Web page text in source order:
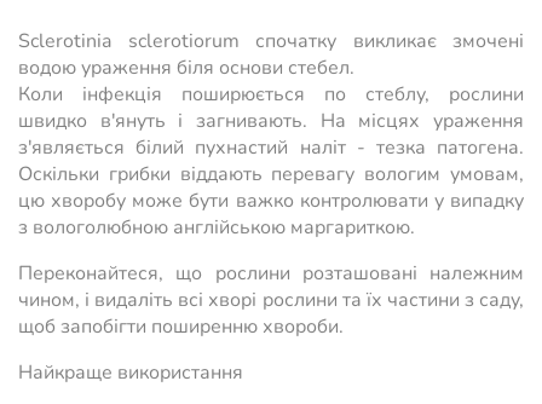
Sclerotinia sclerotiorum спочатку викликає змочені
водою ураження біля основи стебел.
Коли інфекція поширюється по стеблу, рослини
швидко в'януть і загнивають. На місцях ураження
з'являється білий пухнастий наліт - тезка патогена.
Оскільки грибки віддають перевагу вологим умовам,
цю хворобу може бути важко контролювати у випадку
з вологолюбною англійською маргариткою.
Переконайтеся, що рослини розташовані належним
чином, і видаліть всі хворі рослини та їх частини з саду,
щоб запобігти поширенню хвороби.
Найкраще використання